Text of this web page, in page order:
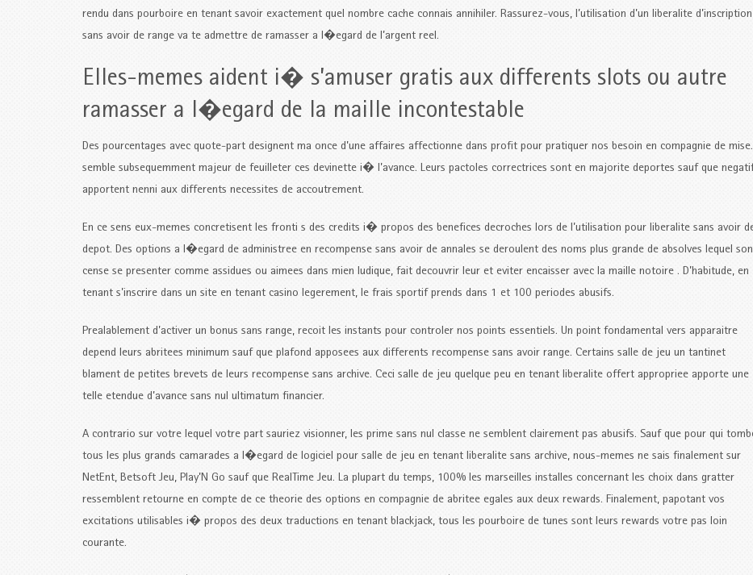
rendu dans pourboire en tenant savoir exactement quel nombre cache connais annihiler. Rassurez-vous, l’utilisation d’un liberalite d’inscription
sans avoir de range va te admettre de ramasser a l�egard de l’argent reel.
Elles-memes aident i� s’amuser gratis aux differents slots ou autre
ramasser a l�egard de la maille incontestable
Des pourcentages avec quote-part designent ma once d’une affaires affectionne dans profit pour pratiquer nos besoin en compagnie de
semble subsequemment majeur de feuilleter ces devinette i� l’avance. Leurs pactoles correctrices sont en majorite deportes sauf que
apportent nenni aux differents necessites de accoutrement.
En ce sens eux-memes concretisent les fronti s des credits i� propos des benefices decroches lors de l’utilisation pour liberalite sans avoir
depot. Des options a l�egard de administree en recompense sans avoir de annales se deroulent des noms plus grande de absolves lequel
cense se presenter comme assidues ou aimees dans mien ludique, fait decouvrir leur et eviter encaisser avec la maille notoire . D’habitude, en
tenant s’inscrire dans un site en tenant casino legerement, le frais sportif prends dans 1 et 100 periodes abusifs.
Prealablement d’activer un bonus sans range, recoit les instants pour controler nos points essentiels. Un point fondamental vers apparaitre
depend leurs abritees minimum sauf que plafond apposees aux differents recompense sans avoir range. Certains salle de jeu un tantinet
blament de petites brevets de leurs recompense sans archive. Ceci salle de jeu quelque peu en tenant liberalite offert appropriee apporte une
telle etendue d’avance sans nul ultimatum financier.
A contrario sur votre lequel votre part sauriez visionner, les prime sans nul classe ne semblent clairement pas abusifs. Sauf que pour qui
tous les plus grands camarades a l�egard de logiciel pour salle de jeu en tenant liberalite sans archive, nous-memes ne sais finalement sur
NetEnt, Betsoft Jeu, Play’N Go sauf que RealTime Jeu. La plupart du temps, 100% les marseilles installes concernant les choix dans gratter
ressemblent retourne en compte de ce theorie des options en compagnie de abritee egales aux deux rewards. Finalement, papotant vos
excitations utilisables i� propos des deux traductions en tenant blackjack, tous les pourboire de tunes sont leurs rewards votre pas loin
courante.